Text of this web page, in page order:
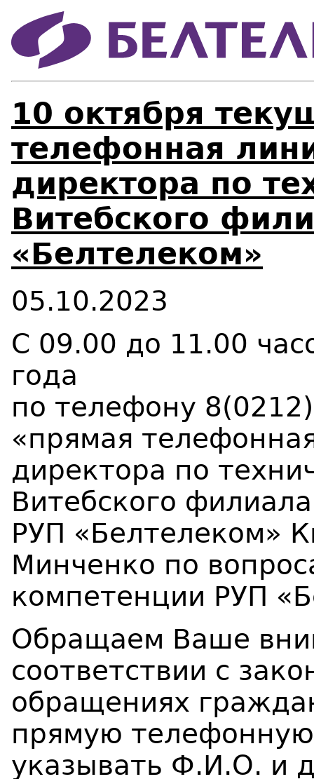
10 октября
телефонная
директора по
Витебского
«Белтелеком»
05.10.2023
С 09.00 до 11.00
года
по телефону
«прямая
директора по
Витебского филиала
РУП «Белтелеком»
Минченко по
компетенции РУП
Обращаем Ваше
соответствии с
обращениях
прямую
указывать Ф.И.О. и